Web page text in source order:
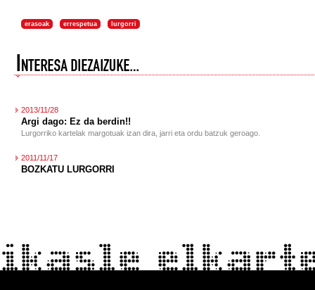
erasoak errespetua lurgorri
2013/11/28
Argi dago: Ez da berdin!!
Lurgorriko kartelak margotuak izan dira, jarri eta ordu batzuk geroago.
2011/11/17
BOZKATU LURGORRI